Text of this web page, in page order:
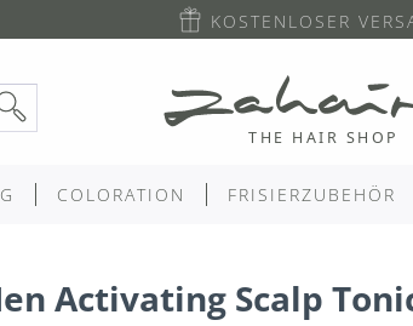
KOSTENLOSER
COLORATION FRISIERZUBEHÖR
Activating Scalp